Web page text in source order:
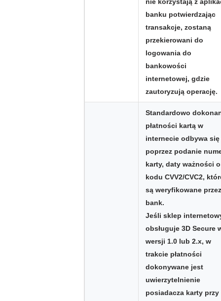
nie korzystają z
banku potwierdzając
transakcje, zostaną
przekierowani do
logowania do
bankowości
internetowej, gdzie
zautoryzują operację.
Standardowo
płatności kartą w
internecie odbywa się
poprzez podanie
karty, daty ważności
kodu CVV2/CVC2,
są weryfikowane przez
bank.
Jeśli sklep
obsługuje 3D Secure
wersji 1.0 lub 2.x, w
trakcie płatności
dokonywane jest
uwierzytelnienie
posiadacza karty przy